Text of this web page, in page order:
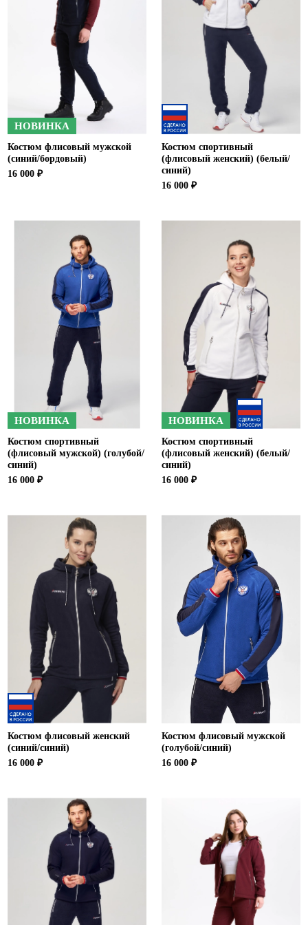
Ханты-Мансийский автономный округ (3)
Челябинская область (2)
Ямало-Ненецкий автономный округ (1)
Ярославская область (1)
НОВИНКА
Костюм флисовый мужской
(синий/бордовый)
16 000 ₽
Костюм спортивный
(флисовый женский) (белый/
синий)
16 000 ₽
НОВИНКА
Костюм спортивный
(флисовый мужской) (голубой/
синий)
16 000 ₽
НОВИНКА
Костюм спортивный
(флисовый женский) (белый/
синий)
16 000 ₽
Костюм флисовый женский
(синий/синий)
16 000 ₽
Костюм флисовый мужской
(голубой/синий)
16 000 ₽